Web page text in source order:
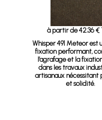
à partir de 42.36 €
Whisper 491 Meteorest
fixation performant,
l’agrafage et la
dans les travaux
artisanaux nécessitant
et solidité.